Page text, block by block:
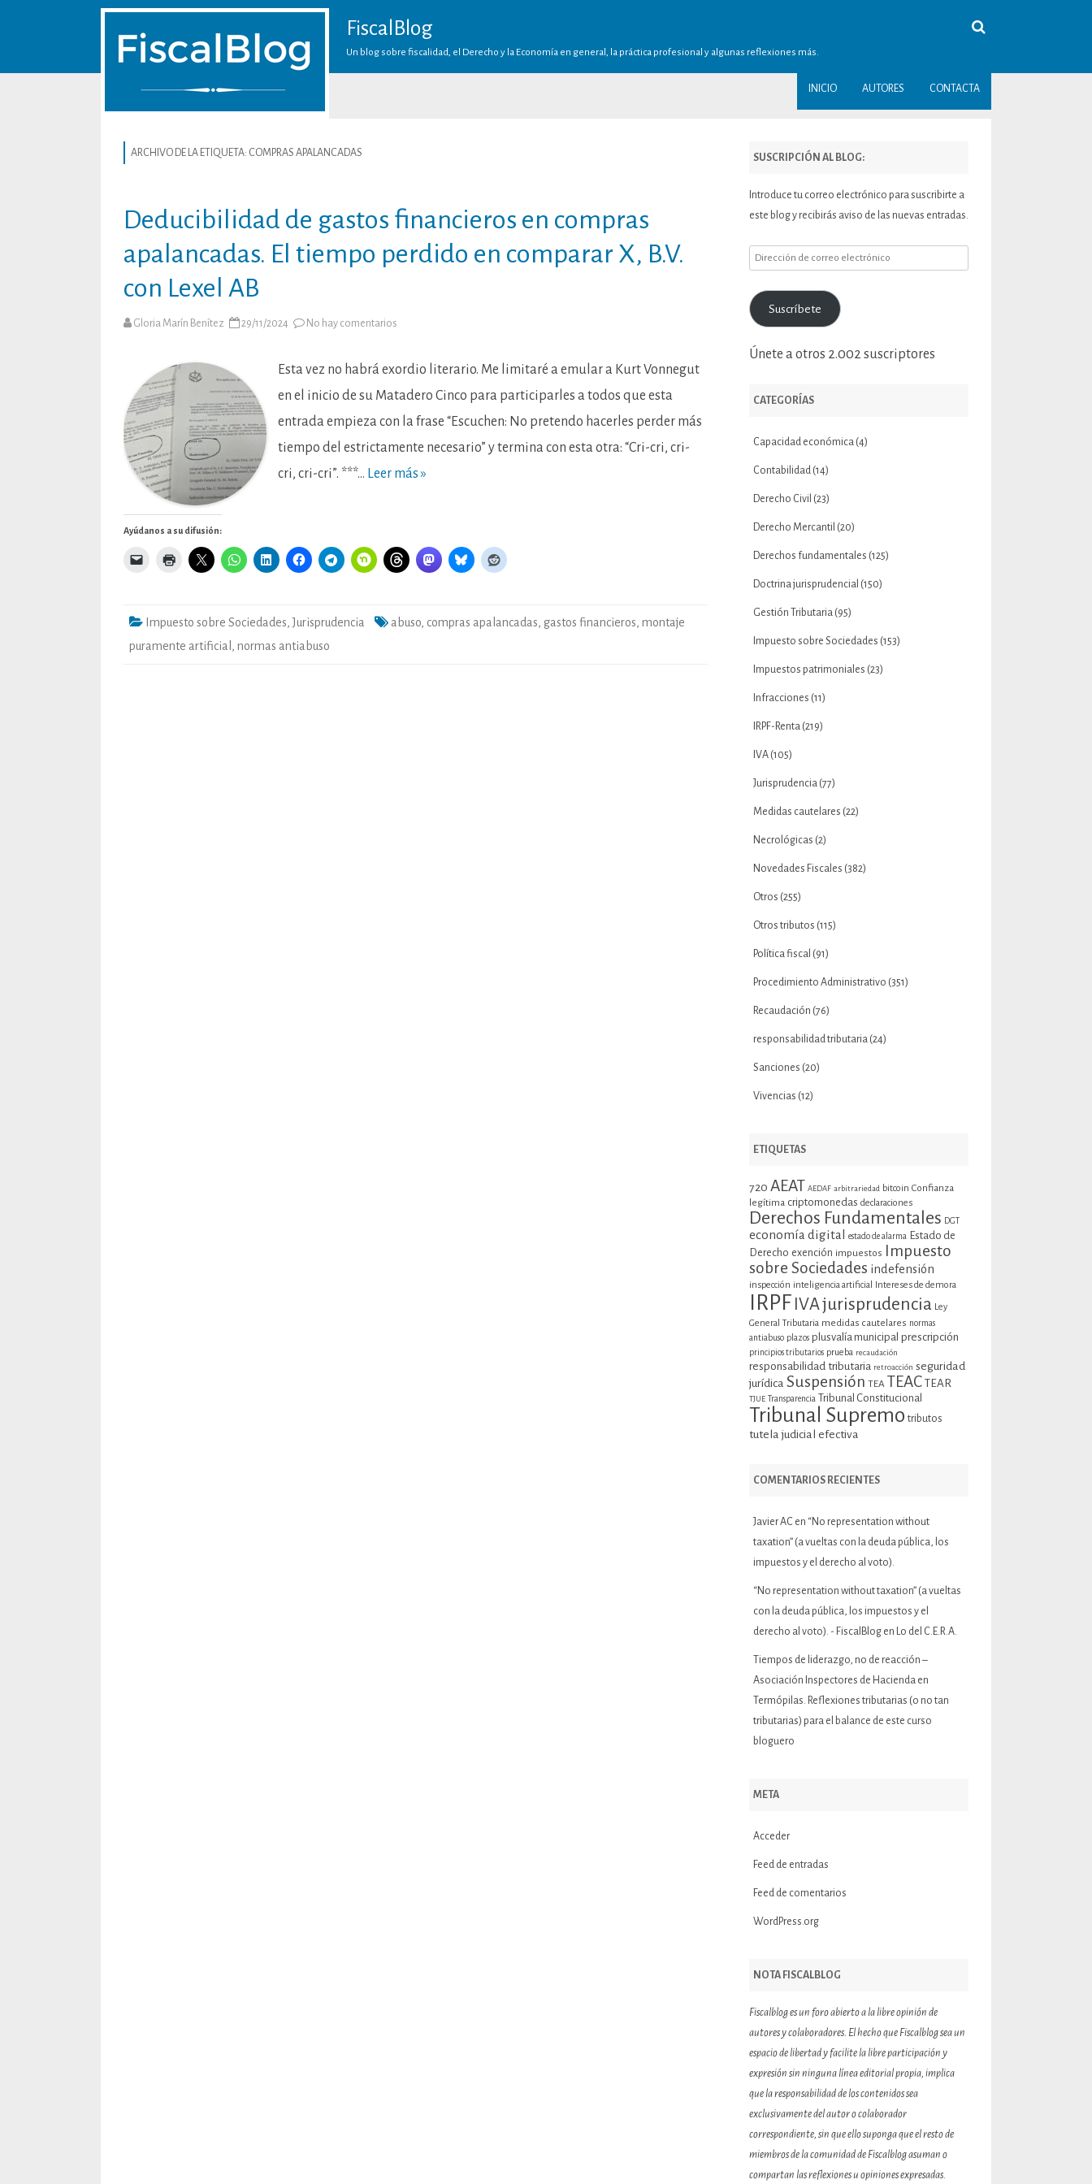
FiscalBlog
Un blog sobre fiscalidad, el Derecho y la Economía en general, la práctica profesional y algunas reflexiones más.
INICIO AUTORES CONTACTA
ARCHIVO DE LA ETIQUETA: COMPRAS APALANCADAS
Deducibilidad de gastos financieros en compras
apalancadas. El tiempo perdido en comparar X, B.V.
con Lexel AB
Gloria Marín Benítez 29/11/2024 No hay comentarios
financieros
compras
apalancadas.
El
tiempo
en
X,
B.V.
Esta vez no habrá exordio literario. Me limitaré a emular a Kurt Vonnegut
en el inicio de su Matadero Cinco para participarles a todos que esta
entrada empieza con la frase “Escuchen: No pretendo hacerles perder más
tiempo del estrictamente necesario” y termina con esta otra: “Cri-cri, cri-
cri, cri-cri”. ***… Leer más »
Ayúdanos a su difusión:
Impuesto sobre Sociedades,Jurisprudencia abuso, compras apalancadas, gastos financieros, montaje
puramente artificial , normas antiabuso
SUSCRIPCIÓN AL BLOG:
Introduce tu correo electrónico para suscribirte a
este blog y recibirás aviso de las nuevas entradas.
Dirección
correo
electrónico
Suscríbete
Únete a otros 2.002 suscriptores
CATEGORÍAS
Capacidad económica(4)
Contabilidad(14)
Derecho Civil (23)
Derecho Mercantil (20)
Derechos fundamentales (125)
Doctrina jurisprudencial (150)
Gestión Tributaria(95)
Impuesto sobre Sociedades (153)
Impuestos patrimoniales (23)
Infracciones (11)
IRPF-Renta(219)
IVA(105)
Jurisprudencia(77)
Medidas cautelares (22)
Necrológicas (2)
Novedades Fiscales (382)
Otros (255)
Otros tributos (115)
Política fiscal (91)
Procedimiento Administrativo (351)
Recaudación (76)
responsabilidad tributaria(24)
Sanciones (20)
Vivencias (12)
ETIQUETAS
720 AEAT AEDAF arbitrariedad bitcoin Confianza
legítima criptomonedas declaraciones
Derechos Fundamentales DGT
economía digital estado de alarma
Estado de
Derecho exención impuestos
Impuesto
sobre Sociedades indefensión
inspección inteligencia artificial Intereses de demora
IRPF IVAjurisprudencia Ley
General Tributaria medidas cautelares normas
antiabuso plazos plusvalía municipal prescripción
principios tributarios prueba recaudación
responsabilidad tributaria retroacción seguridad
jurídica Suspensión TEA TEAC TEAR
TJUE Transparencia Tribunal Constitucional
Tribunal Supremo tributos
tutela judicial efectiva
COMENTARIOS RECIENTES
Javier AC en “No representation without
taxation” (a vueltas con la deuda pública, los
impuestos y el derecho al voto).
“No representation without taxation” (a vueltas
con la deuda pública, los impuestos y el
derecho al voto). - FiscalBlogen Lo del C.E.R.A.
Tiempos de liderazgo, no de reacción –
Asociación Inspectores de Haciendaen
Termópilas. Reflexiones tributarias (o no tan
tributarias) para el balance de este curso
bloguero
META
Acceder
Feed de entradas
Feed de comentarios
WordPress.org
NOTA FISCALBLOG
Fiscalblog es un foro abierto a la libre opinión de
autores y colaboradores. El hecho que Fiscalblog sea un
espacio de libertad y facilite la libre participación y
expresión sin ninguna línea editorial propia, implica
que la responsabilidad de los contenidos sea
exclusivamente del autor o colaborador
correspondiente, sin que ello suponga que el resto de
miembros de la comunidad de Fiscalblog asuman o
compartan las reflexiones u opiniones expresadas.